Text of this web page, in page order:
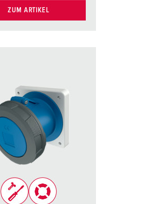
ZUM ARTIKEL